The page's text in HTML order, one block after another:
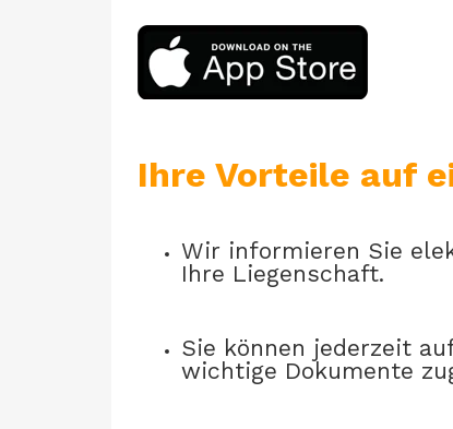
Ihre Vorteile auf
Wir informieren Sie
Ihre Liegenschaft.
Sie können jederzeit
wichtige Dokumente